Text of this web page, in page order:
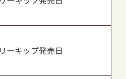
ーキップ発売日